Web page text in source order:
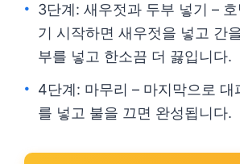
3단계: 새우젓과 두부 넣기 –
기 시작하면 새우젓을 넣고 간
부를 넣고 한소끔 더 끓입니다.
4단계: 마무리 – 마지막으로 대
를 넣고 불을 끄면 완성됩니다.